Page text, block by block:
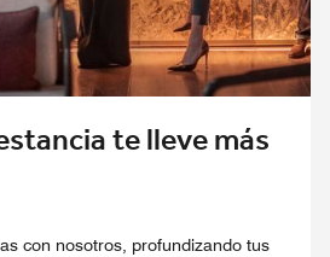
te lleve más
con nosotros, profundizando tus